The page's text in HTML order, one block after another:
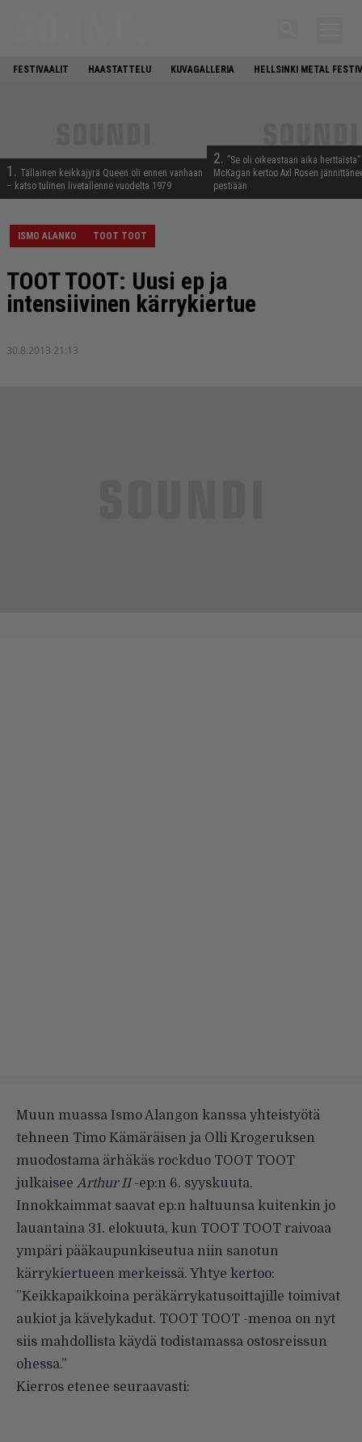
FESTIVAALIT HAASTATTELU KUVAGALLERIA HELLSINKI METAL
1. Tällainen keikkajyrä Queen oli ennen vanhaan
– katso tulinen livetallenne vuodelta 1979
2. ”Se oli oikeastaan aika
McKagan kertoo Axl Rosen
pestiään
ISMO ALANKO TOOT TOOT
TOOT TOOT: Uusi ep ja
intensiivinen kärrykiertue
30.8.2013 21:13
Muun muassa Ismo Alangon kanssa yhteistyötä
tehneen Timo Kämäräisen ja Olli Krogeruksen
muodostama ärhäkäs rockduo TOOT TOOT
julkaisee Arthur II-ep:n 6. syyskuuta.
Innokkaimmat saavat ep:n haltuunsa kuitenkin jo
lauantaina 31. elokuuta, kun TOOT TOOT raivoaa
ympäri pääkaupunkiseutua niin sanotun
kärrykiertueen merkeissä. Yhtye kertoo:
”Keikkapaikkoina peräkärrykatusoittajille toimivat
aukiot ja kävelykadut. TOOT TOOT -menoa on nyt
siis mahdollista käydä todistamassa ostosreissun
ohessa.”
Kierros etenee seuraavasti: